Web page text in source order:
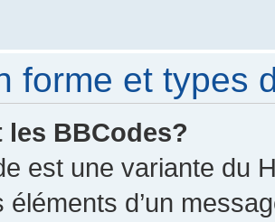
forme et types
les BBCodes?
est une variante du
éléments d’un